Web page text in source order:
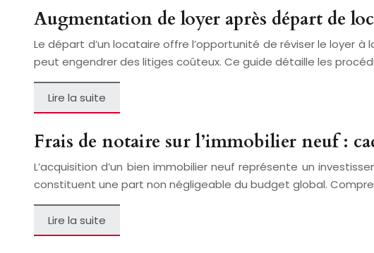
Augmentation de loyer après départ de
Le départ d’un locataire offre l’opportunité de réviser le loyer
peut engendrer des litiges coûteux. Ce guide détaille les
Lire la suite
Frais de notaire sur l’immobilier neuf :
L’acquisition d’un bien immobilier neuf représente un
constituent une part non négligeable du budget global.
Lire la suite